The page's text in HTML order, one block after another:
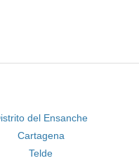
del Ensanche
Cartagena
Telde